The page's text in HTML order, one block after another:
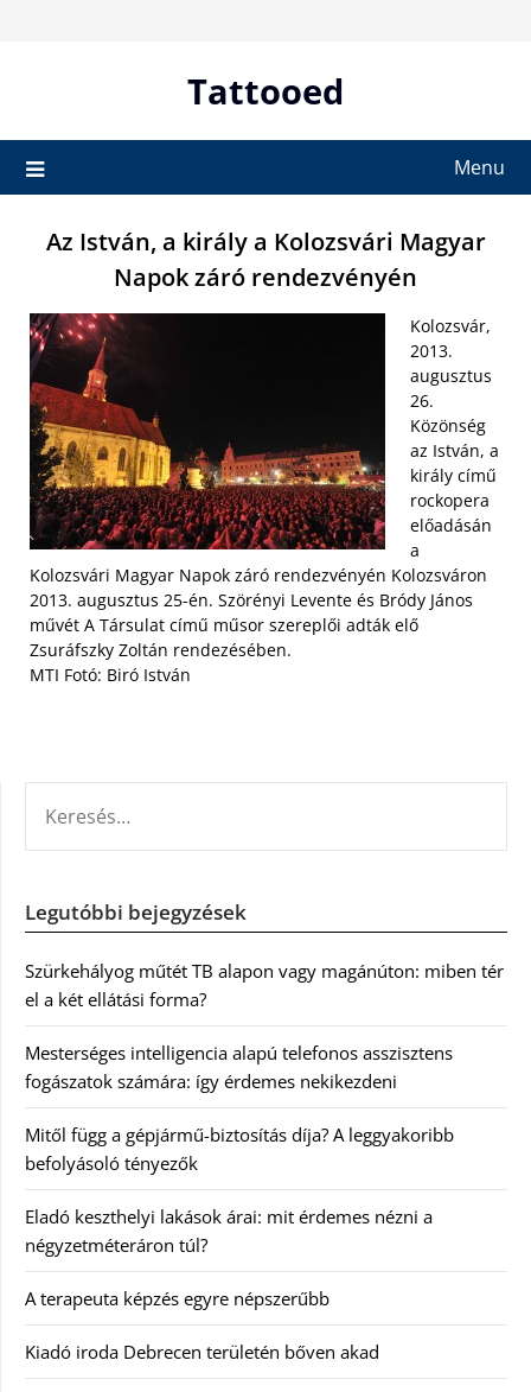
Tattooed
Menu
Az István, a király a Kolozsvári Magyar
Napok záró rendezvényén
Kolozsvár,
2013.
augusztus
26.
Közönség
az István, a
király című
rockopera
előadásán
a
Kolozsvári Magyar Napok záró rendezvényén Kolozsváron
2013. augusztus 25-én. Szörényi Levente és Bródy János
művét A Társulat című műsor szereplői adták elő
Zsuráfszky Zoltán rendezésében.
MTI Fotó: Biró István
Legutóbbi bejegyzések
Szürkehályog műtét TB alapon vagy magánúton: miben tér
el a két ellátási forma?
Mesterséges intelligencia alapú telefonos asszisztens
fogászatok számára: így érdemes nekikezdeni
Mitől függ a gépjármű-biztosítás díja? A leggyakoribb
befolyásoló tényezők
Eladó keszthelyi lakások árai: mit érdemes nézni a
négyzetméteráron túl?
A terapeuta képzés egyre népszerűbb
Kiadó iroda Debrecen területén bőven akad